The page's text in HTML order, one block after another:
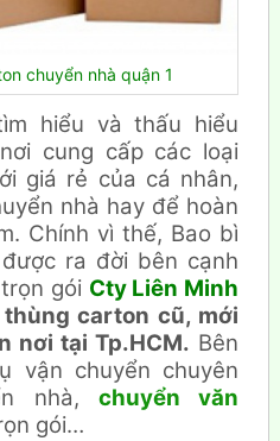
chuyển nhà quận 1
hiểu và thấu hiểu
cung cấp các loại
giá rẻ của cá nhân,
nhà hay để hoàn
Chính vì thế, Bao bì
được ra đời bên cạnh
gói Cty Liên Minh
thùng carton cũ, mới
nơi tại Tp.HCM. Bên
vận chuyển chuyên
nhà, chuyển văn
gói…